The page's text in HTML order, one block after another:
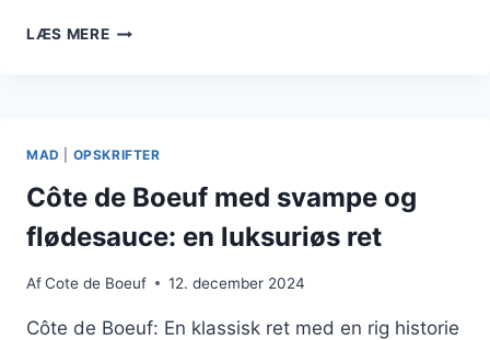
LÆS MERECOTE
KAN
NYDE
DET
MAD OPSKRIFTER
Côte de Boeuf med svampe og
flødesauce: en luksuriøs ret
AfCote de Boeuf 12. december 2024
Côte de Boeuf: En klassisk ret med en rig historie